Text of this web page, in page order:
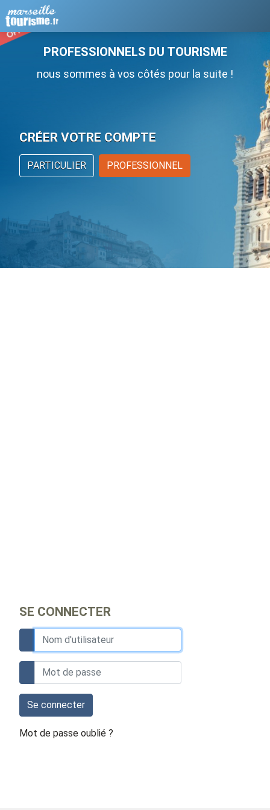
PROFESSIONNELS DU TOURISME
nous sommes à vos côtés pour la suite !
CRÉER VOTRE COMPTE
PARTICULIER PROFESSIONNEL
SE CONNECTER
Se connecter
Mot de passe oublié ?